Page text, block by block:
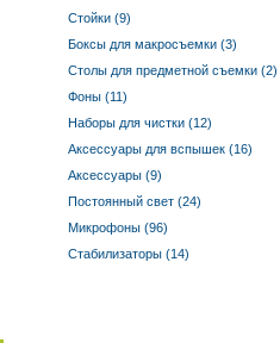
Стойки (9)
Боксы для макросъемки (3)
Столы для предметной съемки (2)
Фоны (11)
Наборы для чистки (12)
Аксессуары для вспышек (16)
Аксессуары (9)
Постоянный свет (24)
Микрофоны (96)
Стабилизаторы (14)